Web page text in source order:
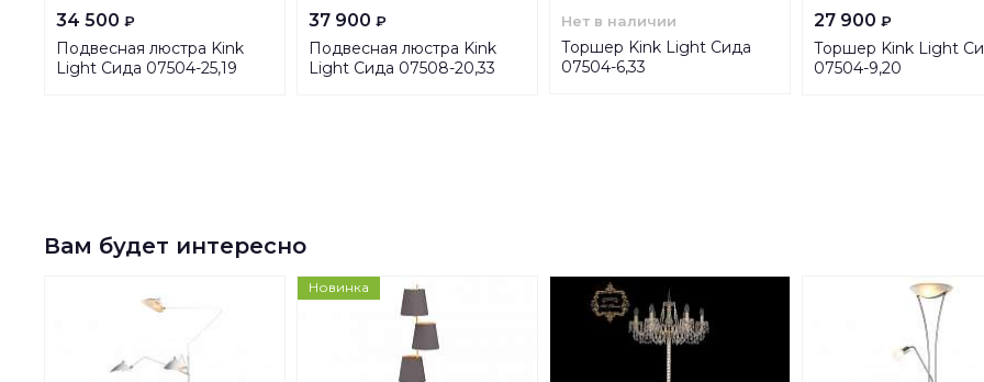
34 500 ₽
Подвесная люстра Kink
Light Сида 07504-25,19
37 900 ₽
Подвесная люстра Kink
Light Сида 07508-20,33
Нет в наличии
Торшер Kink Light Сида
07504-6,33
27 900 ₽
Торшер Kink Light
07504-9,20
Вам будет интересно
Новинка